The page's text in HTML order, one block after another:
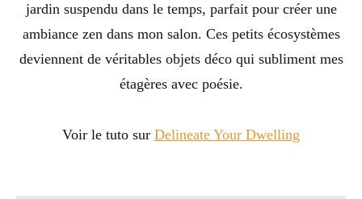
jardin suspendu dans le temps, parfait pour créer une
ambiance zen dans mon salon. Ces petits écosystèmes
deviennent de véritables objets déco qui subliment mes
étagères avec poésie.
Voir le tuto sur Delineate Your Dwelling